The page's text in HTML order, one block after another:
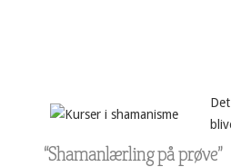
“Shamanlærling på prøve”